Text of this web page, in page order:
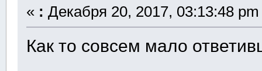
« : Декабря 20, 2017, 03:13:48 pm
Как то совсем мало